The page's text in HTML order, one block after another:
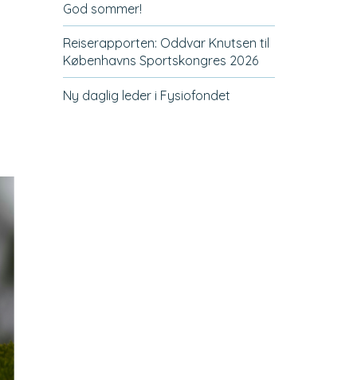
God sommer!
Reiserapporten: Oddvar Knutsen til
Københavns Sportskongres 2026
Ny daglig leder i Fysiofondet